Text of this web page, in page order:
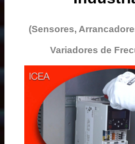
(Sensores,
Variadores de